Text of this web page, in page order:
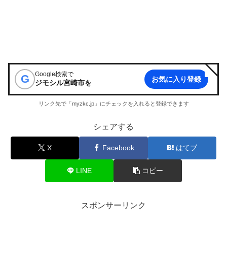
G Google検索で
ジモシル宮崎市を お気に入り登録
リンク先で「myzkc.jp」にチェックを入れると登録できます
シェアする
X Facebook はてブ
LINE コピー
スポンサーリンク